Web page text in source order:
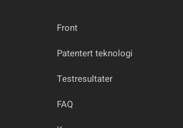
Front
Patentert teknologi
Testresultater
FAQ